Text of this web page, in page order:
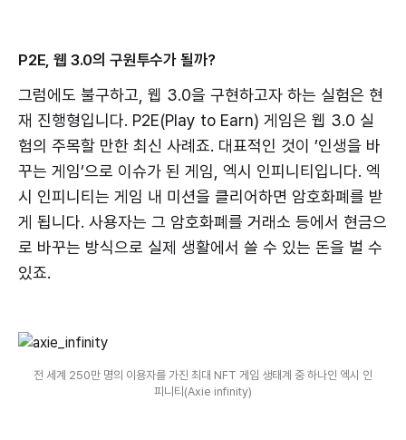
P2E, 웹 3.0의 구원투수가 될까?
그럼에도 불구하고, 웹 3.0을 구현하고자 하는 실험은 현
재 진행형입니다. P2E(Play to Earn) 게임은 웹 3.0 실
험의 주목할 만한 최신 사례죠. 대표적인 것이 ’인생을 바
꾸는 게임’으로 이슈가 된 게임, 엑시 인피니티입니다. 엑
시 인피니티는 게임 내 미션을 클리어하면 암호화폐를 받
게 됩니다. 사용자는 그 암호화폐를 거래소 등에서 현금으
로 바꾸는 방식으로 실제 생활에서 쓸 수 있는 돈을 벌 수
있죠.
전 세계 250만 명의 이용자를 가진 최대 NFT 게임 생태계 중 하나인 엑시 인
피니티(Axie infinity)